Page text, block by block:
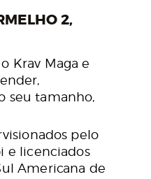
2,
Krav Maga e
seu tamanho,
pelo
e licenciados
Americana de